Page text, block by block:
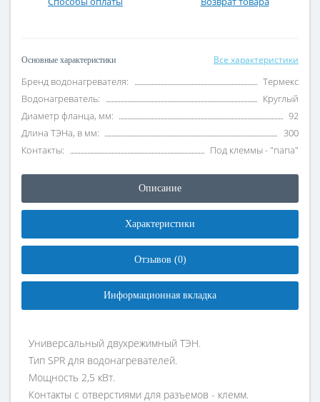
Основные характеристики Все характеристики
Бренд водонагревателя:
Термекс
Водонагреватель:
Круглый
Диаметр фланца, мм:
92
Длина ТЭНа, в мм:
300
Контакты:
Под клеммы - "папа"
Описание
Характеристики
Отзывов (0)
Информационная вкладка
Универсальный двухрежимный ТЭН.
Тип SPR для водонагревателей.
Мощность 2,5 кВт.
Контакты с отверстиями для разъемов - клемм.